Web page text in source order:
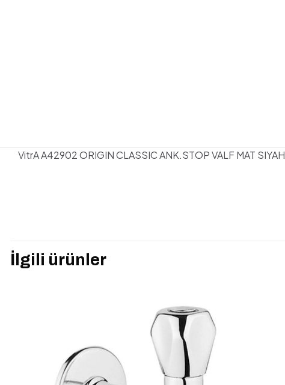
VitrA A42902 ORIGIN CLASSIC ANK.STOP VALF MAT SIYAH
Derecelendirmeniz
İlgili ürünler